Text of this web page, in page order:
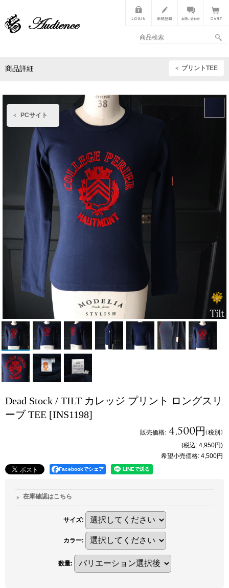
PCサイト
商品詳細 プリントTEE
Dead Stock / TILT カレッジ プリント ロングスリ
ーブ TEE [INS1198]
販売価格: 4,500円(税別)
(税込: 4,950円)
希望小売価格: 4,500円
Facebookでシェア
在庫確認はこちら
サイズ:
カラー:
数量: